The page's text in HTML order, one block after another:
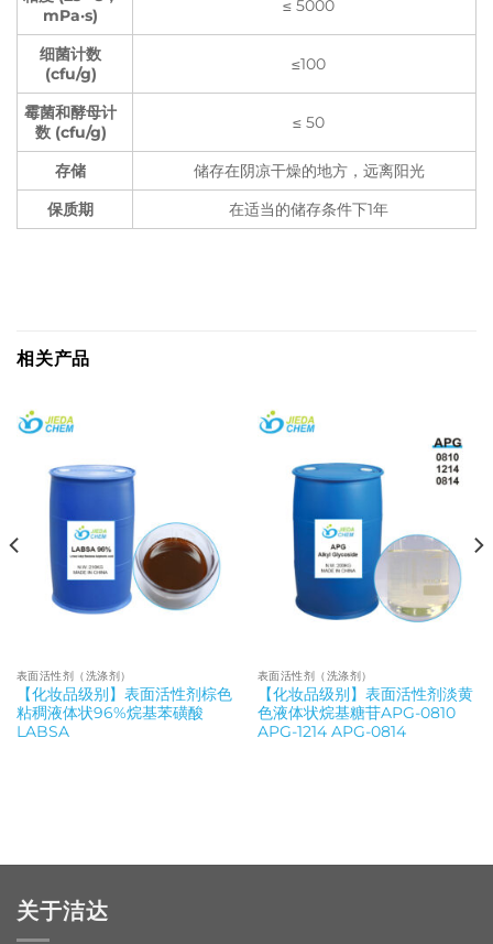
mPa·s)
≤ 5000
细菌计数
(cfu/g)
≤100
霉菌和酵母计
数 (cfu/g)
≤ 50
存储
储存在阴凉干燥的地方，远离阳光
保质期
在适当的储存条件下1年
相关产品
表面活性剂（洗涤剂）
【化妆品级别】表面活性剂棕色
粘稠液体状96%烷基苯磺酸
LABSA
表面活性剂（洗涤剂）
【化妆品级别】表面活性剂淡黄
色液体状烷基糖苷APG-0810
APG-1214 APG-0814
关于洁达